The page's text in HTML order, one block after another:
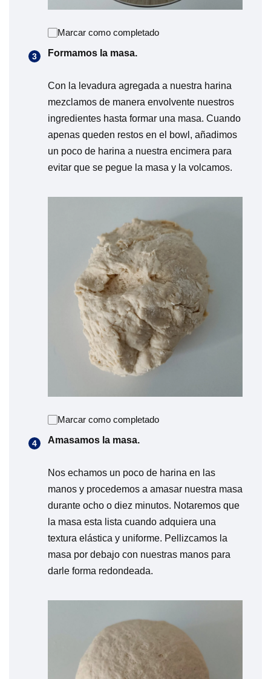
Marcar como completado
Formamos la masa.
Con la levadura agregada a nuestra harina
mezclamos de manera envolvente nuestros
ingredientes hasta formar una masa. Cuando
apenas queden restos en el bowl, añadimos
un poco de harina a nuestra encimera para
evitar que se pegue la masa y la volcamos.
Marcar como completado
Amasamos la masa.
Nos echamos un poco de harina en las
manos y procedemos a amasar nuestra masa
durante ocho o diez minutos. Notaremos que
la masa esta lista cuando adquiera una
textura elástica y uniforme. Pellizcamos la
masa por debajo con nuestras manos para
darle forma redondeada.